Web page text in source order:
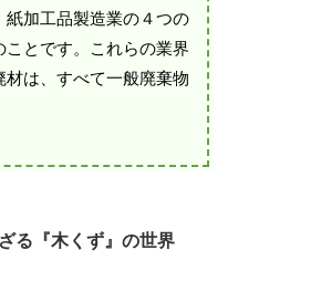
紙加工品製造業の４つの
とです。これらの業界
材は、すべて一般廃棄物
る『木くず』の世界